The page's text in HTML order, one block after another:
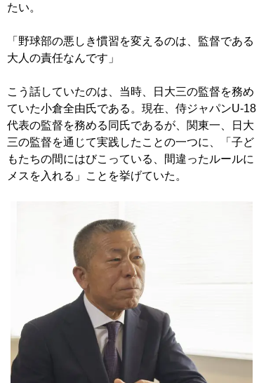
たい。
「野球部の悪しき慣習を変えるのは、監督である
大人の責任なんです」
こう話していたのは、当時、日大三の監督を務め
ていた小倉全由氏である。現在、侍ジャパンU-18
代表の監督を務める同氏であるが、関東一、日大
三の監督を通じて実践したことの一つに、「子ど
もたちの間にはびこっている、間違ったルールに
メスを入れる」ことを挙げていた。